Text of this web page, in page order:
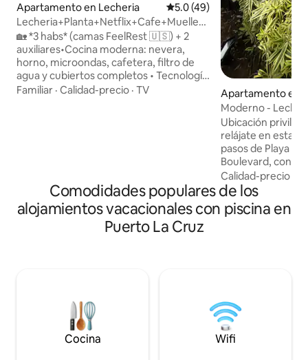
Apartamento en Lecheria Calificación promedio: 5.0 de
5.0 (49)
Lecheria+Planta+Netflix+Cafe+Muelle-
Unidad de lujo
🏡 *3 habs* (camas FeelRest 🇺🇸) + 2
auxiliares•Cocina moderna: nevera,
horno, microondas, cafetera, filtro de
agua y cubiertos completos • Tecnología
total - Planta eléctrica 110V ⚡ - Sistema
porcelanato • ¡Experiencia **5 estrellas
Familiar · Calidad-precio · TV
Apartamento en
Moderno -
al Mar
Ubicación
relájate en esta
pasos de Playa
Boulevard, con
opciones
nuestro cómodo
apartamento, un
agradable, con
Calidad-precio
Comodidades populares de los
alojamientos vacacionales con piscina en
Puerto La Cruz
Cocina Wifi